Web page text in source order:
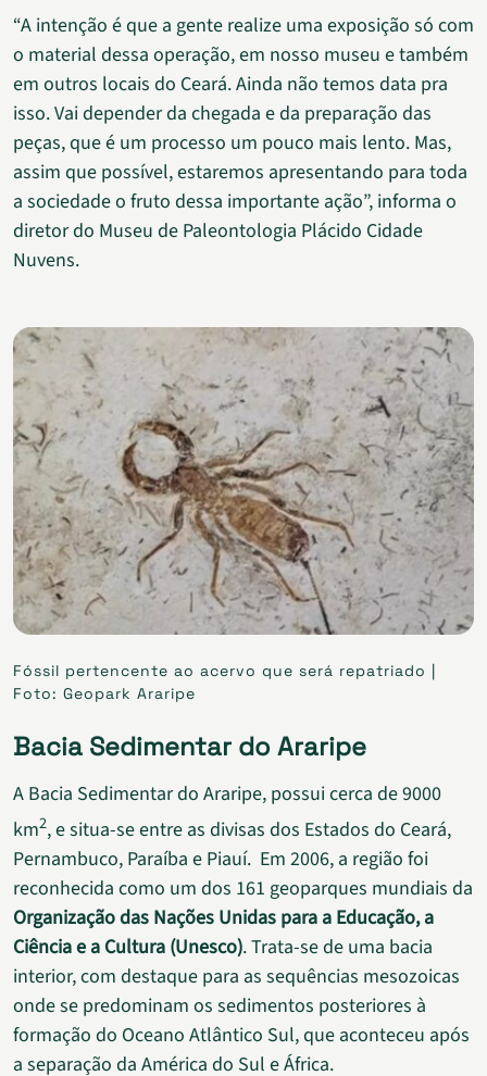
“A intenção é que a gente realize uma exposição só com
o material dessa operação, em nosso museu e também
em outros locais do Ceará. Ainda não temos data pra
isso. Vai depender da chegada e da preparação das
peças, que é um processo um pouco mais lento. Mas,
assim que possível, estaremos apresentando para toda
a sociedade o fruto dessa importante ação”, informa o
diretor do Museu de Paleontologia Plácido Cidade
Nuvens.
Fóssil pertencente ao acervo que será repatriado |
Foto: Geopark Araripe
Bacia Sedimentar do Araripe
A Bacia Sedimentar do Araripe, possui cerca de 9000
km2, e situa-se entre as divisas dos Estados do Ceará,
Pernambuco, Paraíba e Piauí. Em 2006, a região foi
reconhecida como um dos 161 geoparques mundiais da
Organização das Nações Unidas para a Educação, a
Ciência e a Cultura (Unesco). Trata-se de uma bacia
interior, com destaque para as sequências mesozoicas
onde se predominam os sedimentos posteriores à
formação do Oceano Atlântico Sul, que aconteceu após
a separação da América do Sul e África.